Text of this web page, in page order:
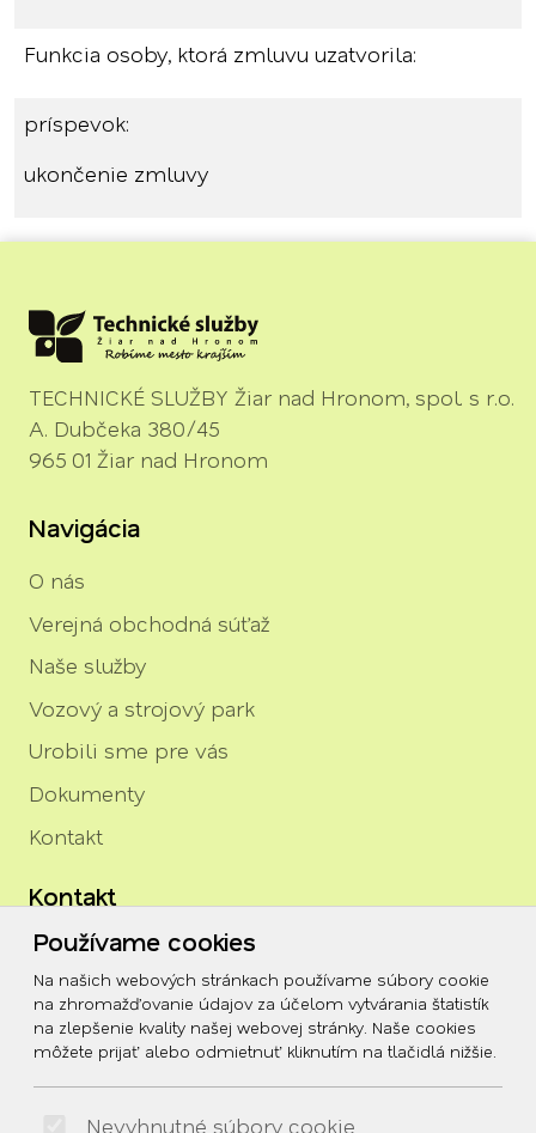
Funkcia osoby, ktorá zmluvu uzatvorila:
príspevok:
ukončenie zmluvy
Používame cookies
Na našich webových stránkach používame súbory cookie
na zhromažďovanie údajov za účelom vytvárania štatistík
na zlepšenie kvality našej webovej stránky. Naše cookies
môžete prijať alebo odmietnuť kliknutím na tlačidlá nižšie.
Nevyhnutné súbory cookie
TECHNICKÉ SLUŽBY Žiar nad Hronom, spol. s r.o.
A. Dubčeka 380/45
965 01 Žiar nad Hronom
Navigácia
O nás
Verejná obchodná súťaž
Naše služby
Vozový a strojový park
Urobili sme pre vás
Dokumenty
Kontakt
Kontakt
igor.rozenberg@tszh.eu
045/678 70 10
045/678 70 11
Social